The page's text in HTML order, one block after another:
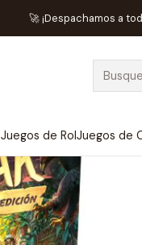
Juegos de RolJuegos de
🚀 ¡Despachamos a
Juegos de Mesa